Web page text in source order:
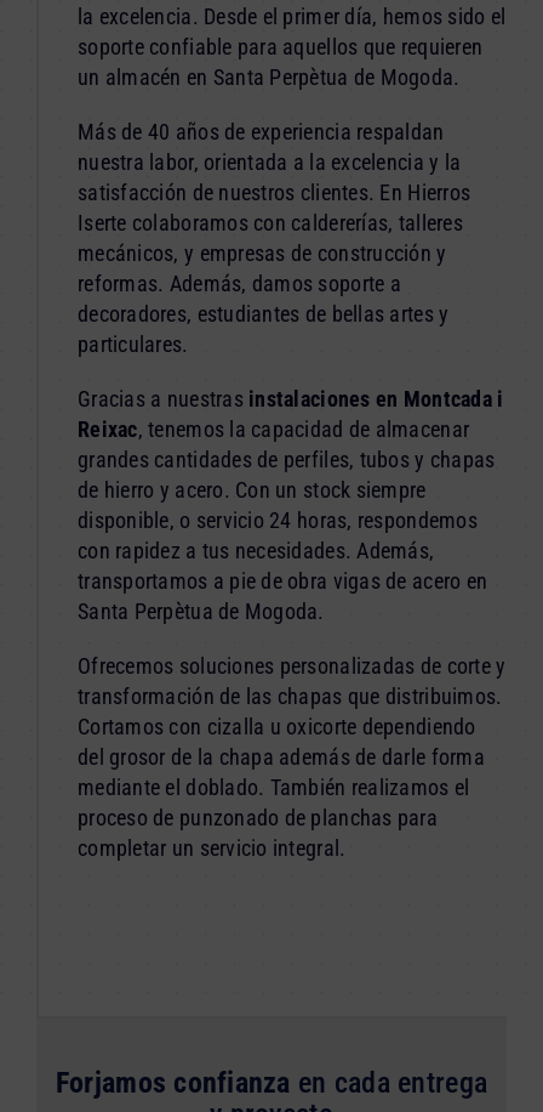
la excelencia. Desde el primer día, hemos sido el
soporte confiable para aquellos que requieren
un almacén en Santa Perpètua de Mogoda.
Más de 40 años de experiencia respaldan
nuestra labor, orientada a la excelencia y la
satisfacción de nuestros clientes. En Hierros
Iserte colaboramos con caldererías, talleres
mecánicos, y empresas de construcción y
reformas. Además, damos soporte a
decoradores, estudiantes de bellas artes y
particulares.
Gracias a nuestras instalaciones en Montcada i
Reixac, tenemos la capacidad de almacenar
grandes cantidades de perfiles, tubos y chapas
de hierro y acero. Con un stock siempre
disponible, o servicio 24 horas, respondemos
con rapidez a tus necesidades. Además,
transportamos a pie de obra vigas de acero en
Santa Perpètua de Mogoda.
Ofrecemos soluciones personalizadas de corte y
transformación de las chapas que distribuimos.
Cortamos con cizalla u oxicorte dependiendo
del grosor de la chapa además de darle forma
mediante el doblado. También realizamos el
proceso de punzonado de planchas para
completar un servicio integral.
Forjamos confianza en cada entrega